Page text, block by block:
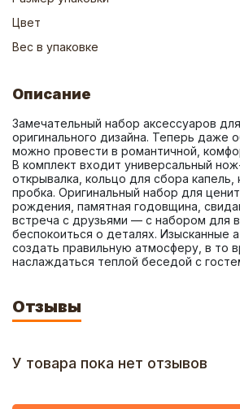
Цвет
Вес в упаковке
Описание
Замечательный набор аксессуаров
оригинального дизайна. Теперь даже
можно провести в романтичной,
В комплект входит универсальный
открывалка, кольцо для сбора капель,
пробка. Оригинальный набор для
рождения, памятная годовщина,
встреча с друзьями — с набором для
беспокоиться о деталях. Изысканные
создать правильную атмосферу, в то
наслаждаться теплой беседой с
Отзывы
У товара пока нет отзывов